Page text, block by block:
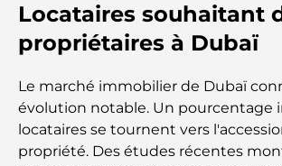
Top 7 Busiest Airports in the
Investors and Residents
Families
Locataires souhaitant
propriétaires à Dubaï
Le marché immobilier de Dubaï
évolution notable. Un pourcentage
locataires se tournent vers
propriété. Des études récentes